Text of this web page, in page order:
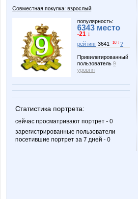
Совместная покупка: взрослый
популярность:
6343 место
-21 ↓
рейтинг 3641 -10 ↓ ?
Привилегированный
пользователь 9
уровня
Статистика портрета:
сейчас просматривают портрет - 0
зарегистрированные пользователи
посетившие портрет за 7 дней - 0